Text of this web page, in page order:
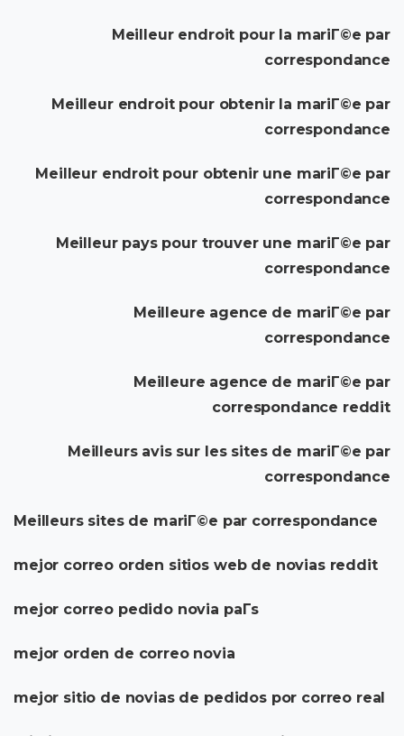
Meilleur endroit pour la mariГ©e par
correspondance
Meilleur endroit pour obtenir la mariГ©e par
correspondance
Meilleur endroit pour obtenir une mariГ©e par
correspondance
Meilleur pays pour trouver une mariГ©e par
correspondance
Meilleure agence de mariГ©e par
correspondance
Meilleure agence de mariГ©e par
correspondance reddit
Meilleurs avis sur les sites de mariГ©e par
correspondance
Meilleurs sites de mariГ©e par correspondance
mejor correo orden sitios web de novias reddit
mejor correo pedido novia paГ­s
mejor orden de correo novia
mejor sitio de novias de pedidos por correo real